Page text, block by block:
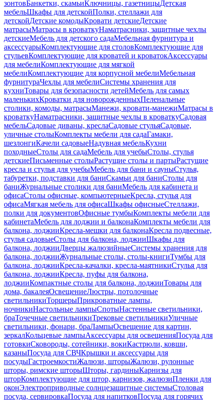
зонтовБанкетки, скамьиКлючницы, газетницыДетская
мебельШкафы для детскойПолки, стеллажи для
детскойДетские комодыКровати детскиеДетские
матрасыМатрасы в кроваткуНаматрасники, защитные чехлы
детскиеМебель для детского садаМебельная фурнитура и
аксессуарыКомплектующие для столовКомплектующие для
стульевКомплектующие для кроватей и кроватокАксессуары
для мебелиКомплектующие для мягкой
мебелиКомплектующие для корпусной мебелиМебельная
фурнитураЧехлы для мебелиСистемы хранения для
кухниТовары для безопасности детейМебель для самых
маленькихКроватки для новорожденныхПеленальные
столики, комоды, матрасыМанежи, кровати-манежиМатрасы в
кроваткуНаматрасники, защитные чехлы в кроваткуСадовая
мебельСадовые диваны, креслаСадовые стульяСадовые,
уличные столыКомплекты мебели для садаГамаки,
шезлонгиКачели садовыеНадувная мебельКухни
походныеСтолы для садаМебель для учебыСтолы, стулья
детскиеПисьменные столыРастущие столы и партыРастущие
кресла и стулья для учебыМебель для бани и сауныСтулья,
табуретки, подставки для баниСкамьи для баниСтолы для
баниЖурнальные столики для баниМебель для кабинета и
офисаСтолы офисные, компьютерныеКресла, стулья для
офисаМягкая мебель для офисаШкафы офисныеСтеллажи,
полки для документовОфисные тумбыКомплекты мебели для
кабинетаМебель для лоджии и балконаКомплекты мебели для
балкона, лоджииКресла-мешки для балконаКресла подвесные,
стулья садовыеСтолы для балкона, лоджииШкафы для
балкона, лоджииДверцы жалюзийныеСистемы хранения для
балкона, лоджииЖурнальные столы, столы-книгиТумбы для
балкона, лоджииКресла-качалки, кресла-маятникиСтулья для
балкона, лоджииКресла, пуфы для балкона,
лоджииКомпактные столы для балкона, лоджииТовары для
дома, бакалеяОсвещениеЛюстры, потолочные
светильникиТоршерыПрикроватные лампы,
ночникиНастольные лампыСпотыНастенные светильники,
браТочечные светильникиТрековые светильникиУличные
светильники, фонари, браЛампыОсвещение для картин,
зеркалКольцевые лампыАксессуары для освещенияПосуда для
готовкиСковороды, сотейники, вокиКастрюли, ковши,
казаныПосуда для СВЧКрышки и аксессуары для
посудыГастроемкостиЖалюзи, шторыЖалюзи, рулонные
шторы, римские шторыШторы, гардиныКарнизы для
шторКомплектующие для штор, карнизов, жалюзиПленки для
оконЭлектроприводные солнцезащитные системыСтоловая
посуда, сервировкаПосуда для напитковПосуда для горячих